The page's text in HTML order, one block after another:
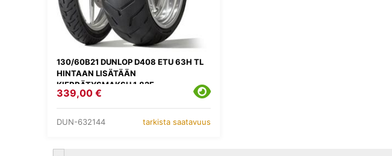
130/60B21 DUNLOP D408 ETU 63H TL
HINTAAN LISÄTÄÄN
KIERRÄTYSMAKSU 1,82E
339,00 €
DUN-632144 tarkista saatavuus